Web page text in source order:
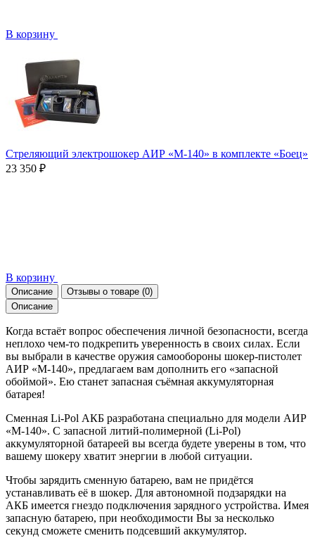
В корзину
Стреляющий электрошокер АИР «М-140» в комплекте «Боец»
23 350 ₽
В корзину
Описание Отзывы о товаре (0)
Описание
Когда встаёт вопрос обеспечения личной безопасности, всегда
неплохо чем-то подкрепить уверенность в своих силах. Если
вы выбрали в качестве оружия самообороны шокер-пистолет
АИР «М-140», предлагаем вам дополнить его «запасной
обоймой». Ею станет запасная съёмная аккумуляторная
батарея!
Сменная Li-Pol АКБ разработана специально для модели АИР
«М-140». С запасной литий-полимерной (Li-Pol)
аккумуляторной батареей вы всегда будете уверены в том, что
вашему шокеру хватит энергии в любой ситуации.
Чтобы зарядить сменную батарею, вам не придётся
устанавливать её в шокер. Для автономной подзарядки на
АКБ имеется гнездо подключения зарядного устройства. Имея
запасную батарею, при необходимости Вы за несколько
секунд сможете сменить подсевший аккумулятор.